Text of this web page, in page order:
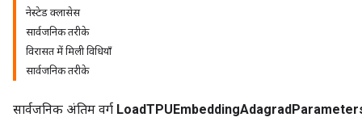
नेस्टेड क्लासेस
सार्वजनिक तरीके
विरासत में मिली विधियाँ
सार्वजनिक तरीके
सार्वजनिक अंतिम वर्ग